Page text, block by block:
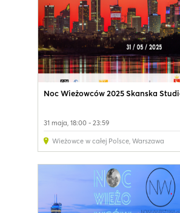
Noc Wieżowców 2025 Skanska
31 maja, 18:00 - 23:59
Wieżowce w całej Polsce, Warszawa